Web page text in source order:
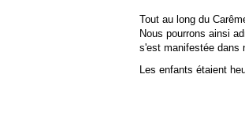
Tout au long du
Nous pourrons ainsi
s'est manifestée dans
Les enfants étaient